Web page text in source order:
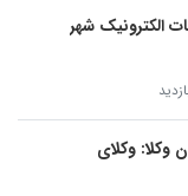
الکترونیک شهر
وکلا: وکلای